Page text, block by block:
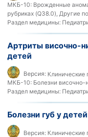
МКБ-10: Врожденные
рубриках (Q38.0), Другие
Раздел медицины:
Артриты височно-
детей
Версия:
МКБ-10: Болезни височно-
Раздел медицины:
Болезни губ у детей
Версия: